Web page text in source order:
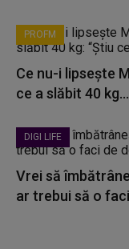
PROFM
Ce nu-i lipsește
ce a slăbit 40 kg...
DIGI LIFE
Vrei să
ar trebui să o